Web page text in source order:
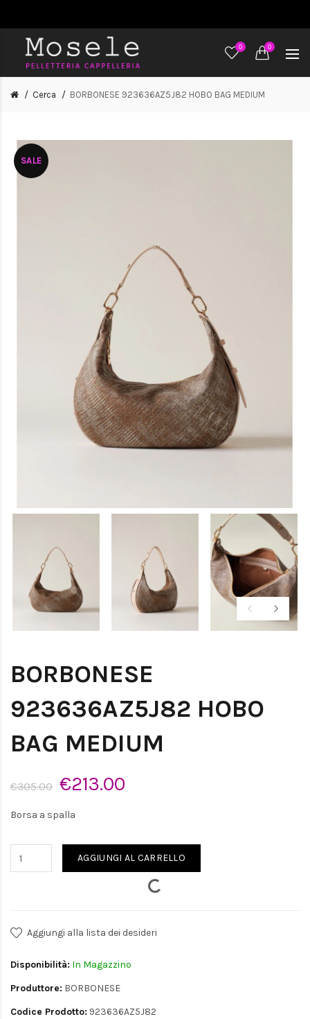
0 0
Cerca BORBONESE 923636AZ5J82 HOBO BAG MEDIUM
SALE
BORBONESE
923636AZ5J82 HOBO
BAG MEDIUM
€305.00 €213.00
Borsa a spalla
AGGIUNGI AL CARRELLO
Aggiungi alla lista dei desideri
Disponibilità: In Magazzino
Produttore: BORBONESE
Codice Prodotto: 923636AZ5J82